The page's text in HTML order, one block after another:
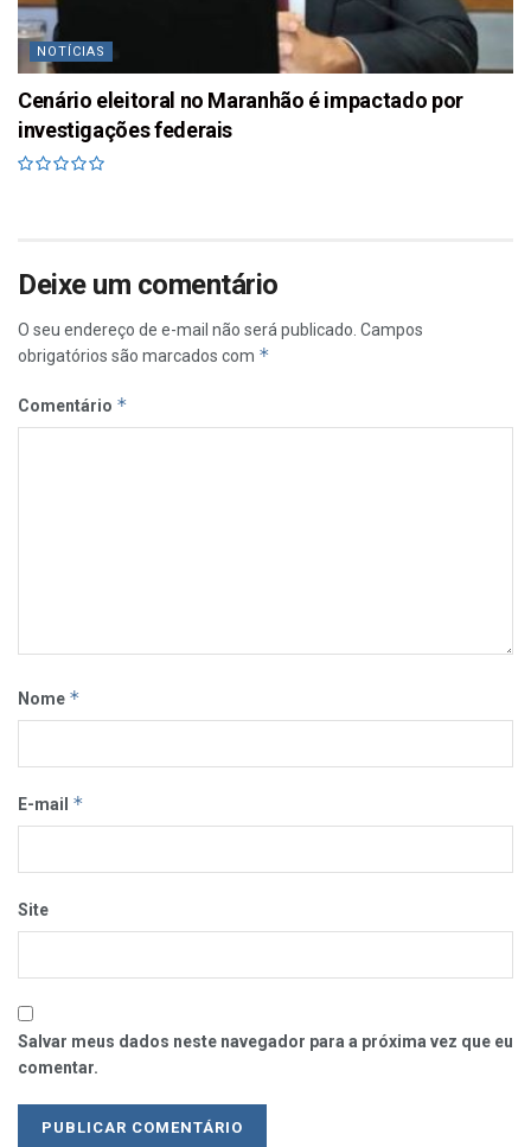
NOTÍCIAS
Cenário eleitoral no Maranhão é impactado por
investigações federais
Deixe um comentário
O seu endereço de e-mail não será publicado. Campos
obrigatórios são marcados com *
Comentário *
Nome *
E-mail *
Site
Salvar meus dados neste navegador para a próxima vez que eu
comentar.